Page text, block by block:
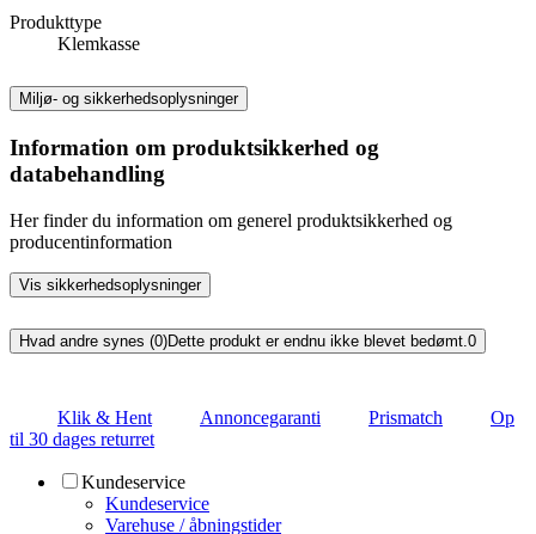
Produkttype
Klemkasse
Miljø- og sikkerhedsoplysninger
Information om produktsikkerhed og
databehandling
Her finder du information om generel produktsikkerhed og
producentinformation
Vis sikkerhedsoplysninger
Hvad andre synes (0)Dette produkt er endnu ikke blevet bedømt. 0
Klik & Hent Annoncegaranti Prismatch
Op
til 30 dages returret
Kundeservice
Kundeservice
Varehuse / åbningstider